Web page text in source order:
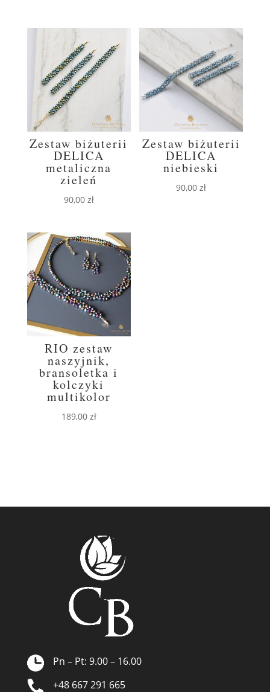
Zestaw biżuterii
DELICA
metaliczna
zieleń
90,00 zł
Zestaw biżuterii
DELICA
niebieski
90,00zł
RIO zestaw
naszyjnik,
bransoletka i
kolczyki
multikolor
189,00 zł
Pn – Pt: 9.00 – 16.00
+48 667 291 665